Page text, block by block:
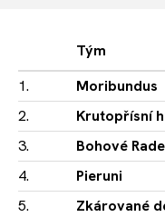
Tým
1.
Moribundus
2.
Krutopřísní
3.
Bohové
4.
Pieruni
5.
Zkárované